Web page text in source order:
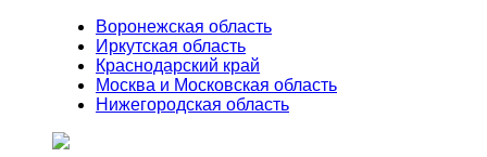
Воронежская область
Иркутская область
Краснодарский край
Москва и Московская область
Нижегородская область